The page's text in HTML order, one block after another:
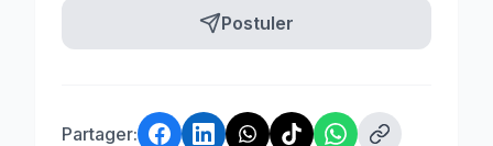
Postuler
Partager: